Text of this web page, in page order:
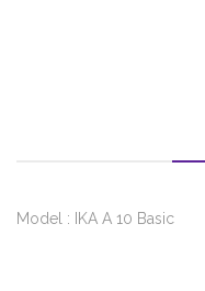
Model : IKA A 10 Basic